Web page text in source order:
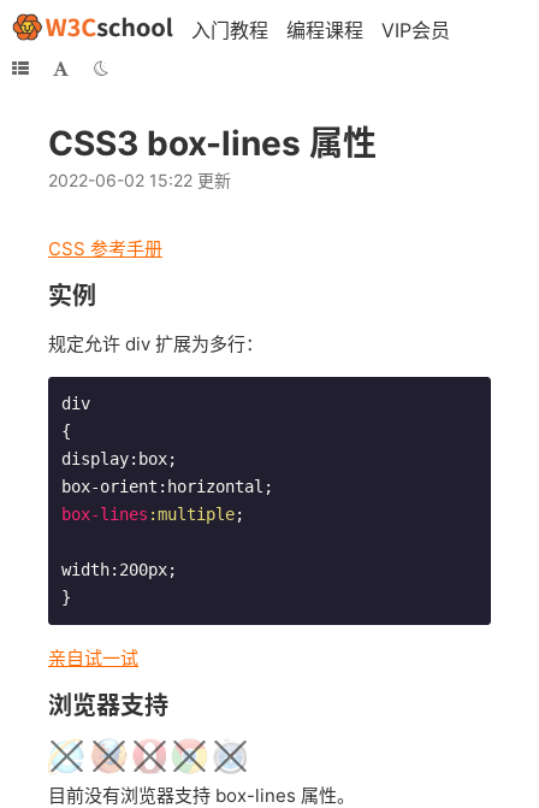
入门教程 编程课程 VIP会员
CSS3 box-lines 属性
2022-06-02 15:22 更新
CSS 参考手册
实例
规定允许 div 扩展为多行：
div
{
display:box;
box-lines :multiple;
width:200px;
亲自试一试
浏览器支持
目前没有浏览器支持 box-lines 属性。